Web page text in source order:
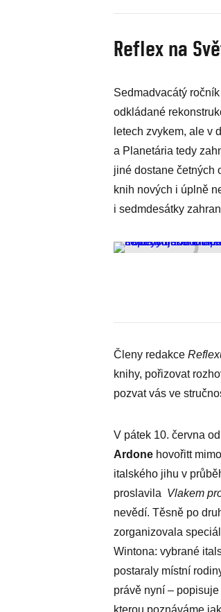
Reflex na
Sedmadvacátý
odkládané
letech zvykem, ale v
a Planetária tedy
jiné dostane četných
knih nových i úplně
i sedmdesátky
Členy redakce
knihy, pořizovat
pozvat vás ve
V pátek 10. června
Ardone hovořitt
italského jihu v
proslavila Vlakem
nevědí. Těsně po
zorganizovala
Wintona: vybrané
postaraly místní
právě nyní –
kterou poznáváme